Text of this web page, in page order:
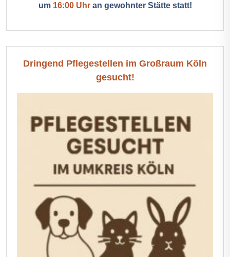
um 16:00 Uhran gewohnter Stätte statt!
Dringend Pflegestellen im Großraum Köln
gesucht!